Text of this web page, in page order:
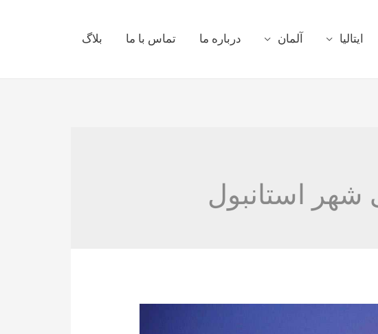
ایتالیا آلمان درباره ما تماس با ما بلاگ
استانبول